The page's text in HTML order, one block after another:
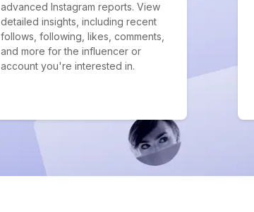
advanced Instagram reports. View
detailed insights, including recent
follows, following, likes, comments,
and more for the influencer or
account you're interested in.